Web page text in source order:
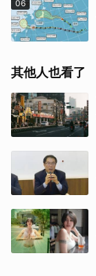
06
其他人也看了